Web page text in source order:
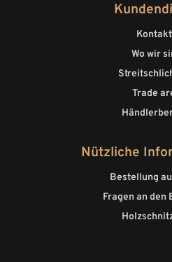
Wo wir
Trade
Nützliche
Bestellung
Fragen an den